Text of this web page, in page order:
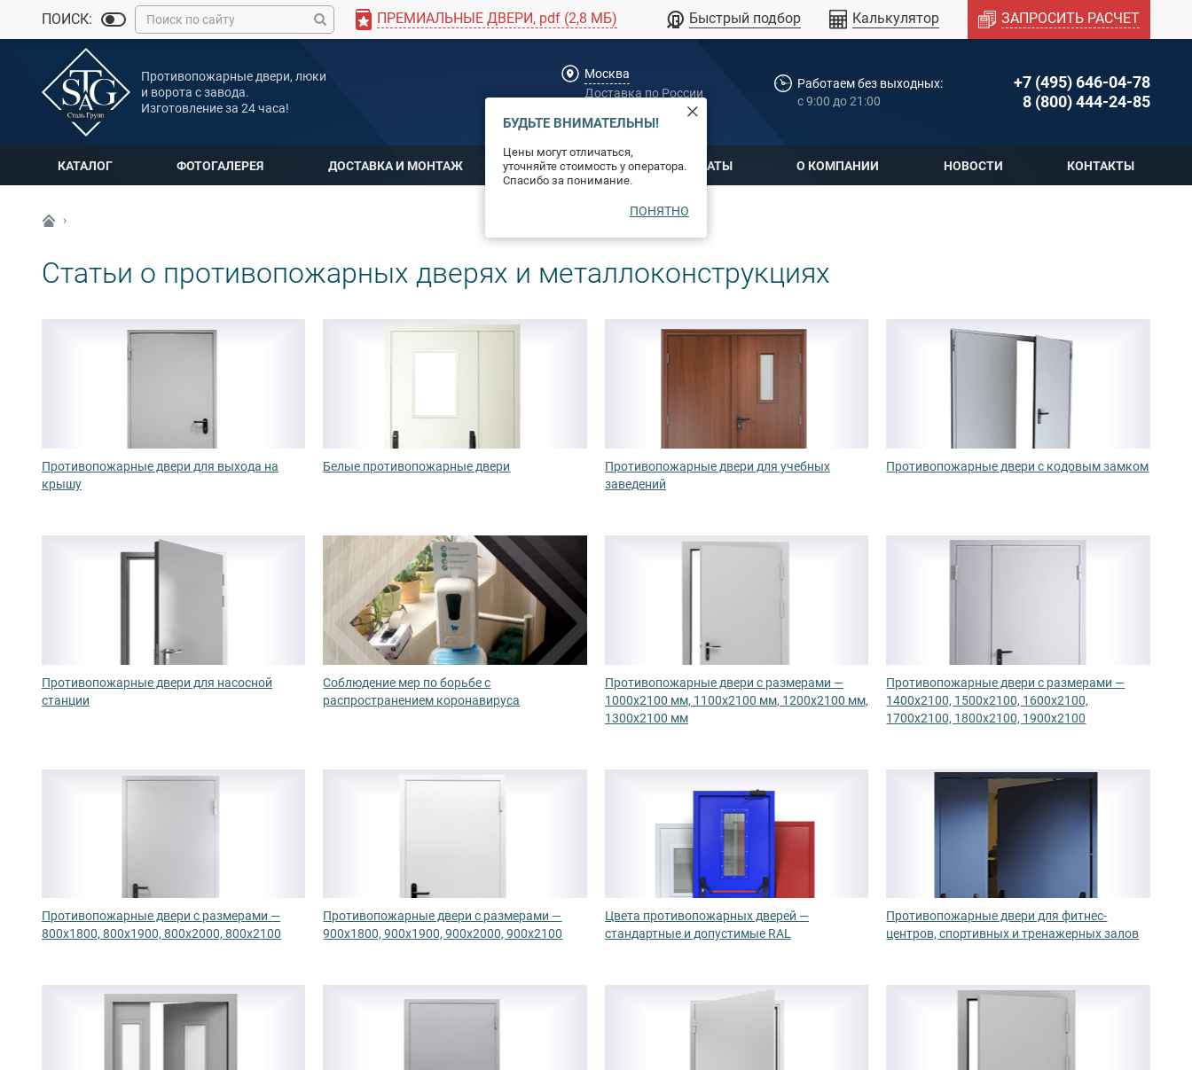
ПОИСК: ПРЕМИАЛЬНЫЕ ДВЕРИ, pdf (2,8 МБ) Быстрый подбор Калькулятор ЗАПРОСИТЬ РАСЧЕТ
Противопожарные двери, люки
и ворота с завода.
Изготовление за 24 часа!
Москва
Доставка по России
Работаем без выходных:
c 9:00 до 21:00
+7 (495) 646-04-78
8 (800) 444-24-85
КАТАЛОГ ФОТОГАЛЕРЕЯ ДОСТАВКА И МОНТАЖ ОПЛАТА СЕРТИФИКАТЫ О КОМПАНИИ НОВОСТИ КОНТАКТЫ
БУДЬТЕ ВНИМАТЕЛЬНЫ!
Цены могут отличаться,
уточняйте стоимость у оператора.
Спасибо за понимание.
ПОНЯТНО
Статьи о противопожарных дверях и металлоконструкциях
Противопожарные двери для выхода на
крышу
Белые противопожарные двери
Противопожарные двери для учебных
заведений
Противопожарные двери с кодовым замком
Противопожарные двери для насосной
станции
Соблюдение мер по борьбе с
распространением коронавируса
Противопожарные двери с размерами —
1000х2100 мм, 1100х2100 мм, 1200х2100 мм,
1300х2100 мм
Противопожарные двери с размерами —
1400х2100, 1500х2100, 1600х2100,
1700х2100, 1800х2100, 1900х2100
Противопожарные двери с размерами —
800х1800, 800х1900, 800х2000, 800х2100
Противопожарные двери с размерами —
900х1800, 900х1900, 900х2000, 900х2100
Цвета противопожарных дверей —
стандартные и допустимые RAL
Противопожарные двери для фитнес-
центров, спортивных и тренажерных залов
MAX
Мы онлайн